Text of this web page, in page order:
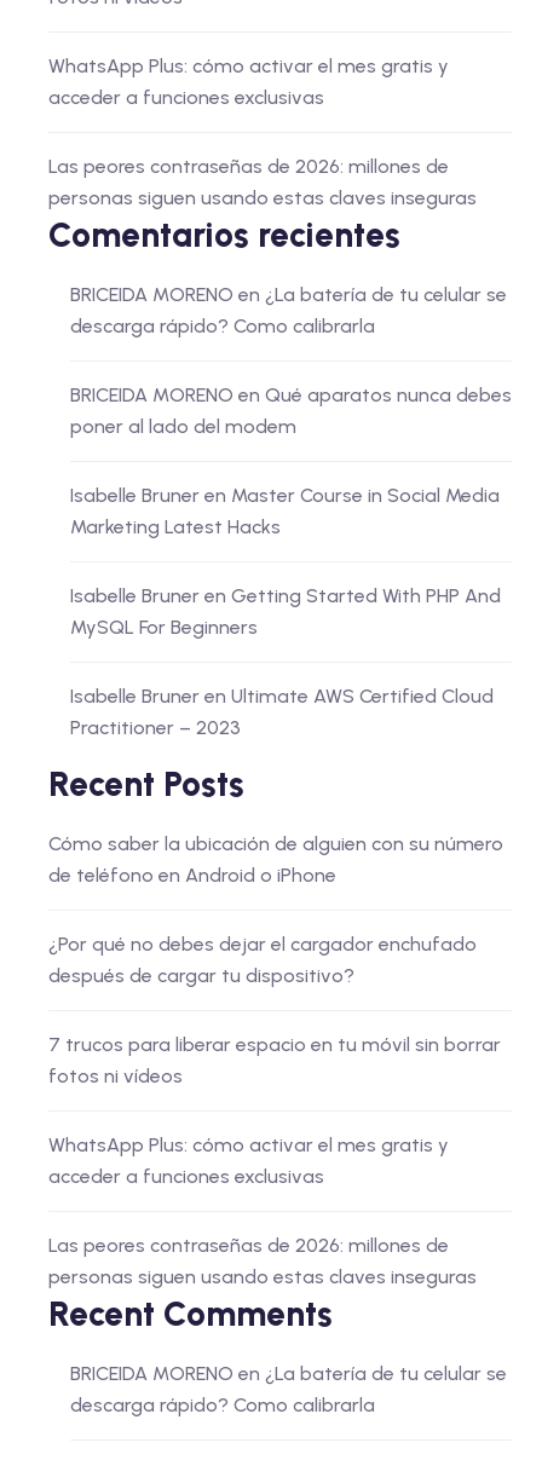
WhatsApp Plus: cómo activar el mes gratis y
acceder a funciones exclusivas
Las peores contraseñas de 2026: millones de
personas siguen usando estas claves inseguras
Comentarios recientes
BRICEIDA MORENO en ¿La batería de tu celular se
descarga rápido? Como calibrarla
BRICEIDA MORENO en Qué aparatos nunca debes
poner al lado del modem
Isabelle Bruner en Master Course in Social Media
Marketing Latest Hacks
Isabelle Bruner en Getting Started With PHP And
MySQL For Beginners
Isabelle Bruner en Ultimate AWS Certified Cloud
Practitioner – 2023
Recent Posts
Cómo saber la ubicación de alguien con su número
de teléfono en Android o iPhone
¿Por qué no debes dejar el cargador enchufado
después de cargar tu dispositivo?
7 trucos para liberar espacio en tu móvil sin borrar
fotos ni vídeos
WhatsApp Plus: cómo activar el mes gratis y
acceder a funciones exclusivas
Las peores contraseñas de 2026: millones de
personas siguen usando estas claves inseguras
Recent Comments
BRICEIDA MORENO en ¿La batería de tu celular se
descarga rápido? Como calibrarla